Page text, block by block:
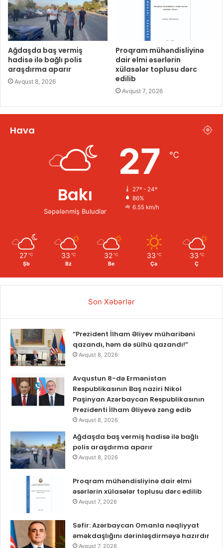
Ağdaşda baş vermiş
hadisə ilə bağlı polis
araşdırma aparır
Avqust 8, 2026
Proqram mühəndisliyinə
dair elmi əsərlərin
xülasələr toplusu dərc
edilib
Avqust 7, 2026
Hava
Bakı
Səpələnmiş Buludlar
27 ℃
27º - 24º
86%
6.55 km/h
27 ℃
Şb
33 ℃
Bz
32 ℃
Be
33 ℃
Ça
33 ℃
Ç
Son Xəbərlər
“Prezident İlham Əliyev müharibəni
qazandı, həm də sülhü qazandı!”
Avqust 8, 2026
Avqustun 8-də Ermənistan
Respublikasının Baş naziri Nikol
Paşinyan Azərbaycan Respublikasının
Prezidenti İlham Əliyevə zəng edib
Avqust 8, 2026
Ağdaşda baş vermiş hadisə ilə bağlı
polis araşdırma aparır
Avqust 8, 2026
Proqram mühəndisliyinə dair elmi
əsərlərin xülasələr toplusu dərc edilib
Avqust 7, 2026
Səfir: Azərbaycan Omanla nəqliyyat
əməkdaşlığını dərinləşdirməyə hazırdır
Avqust 7, 2026